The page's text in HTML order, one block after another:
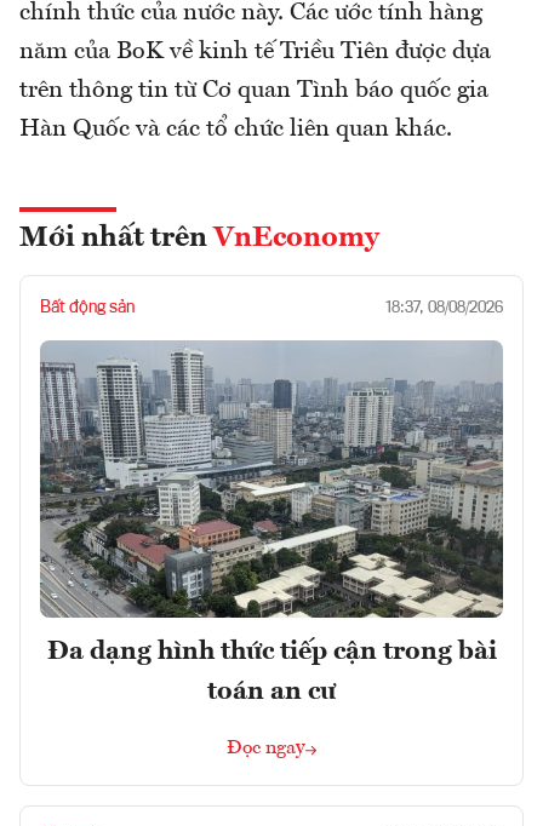
chính thức của nước này. Các ước tính hàng
năm của BoK về kinh tế Triều Tiên được dựa
trên thông tin từ Cơ quan Tình báo quốc gia
Hàn Quốc và các tổ chức liên quan khác.
Mới nhất trên VnEconomy
Bất động sản 18:37, 08/08/2026
Đa dạng hình thức tiếp cận trong bài
toán an cư
Đọc ngay